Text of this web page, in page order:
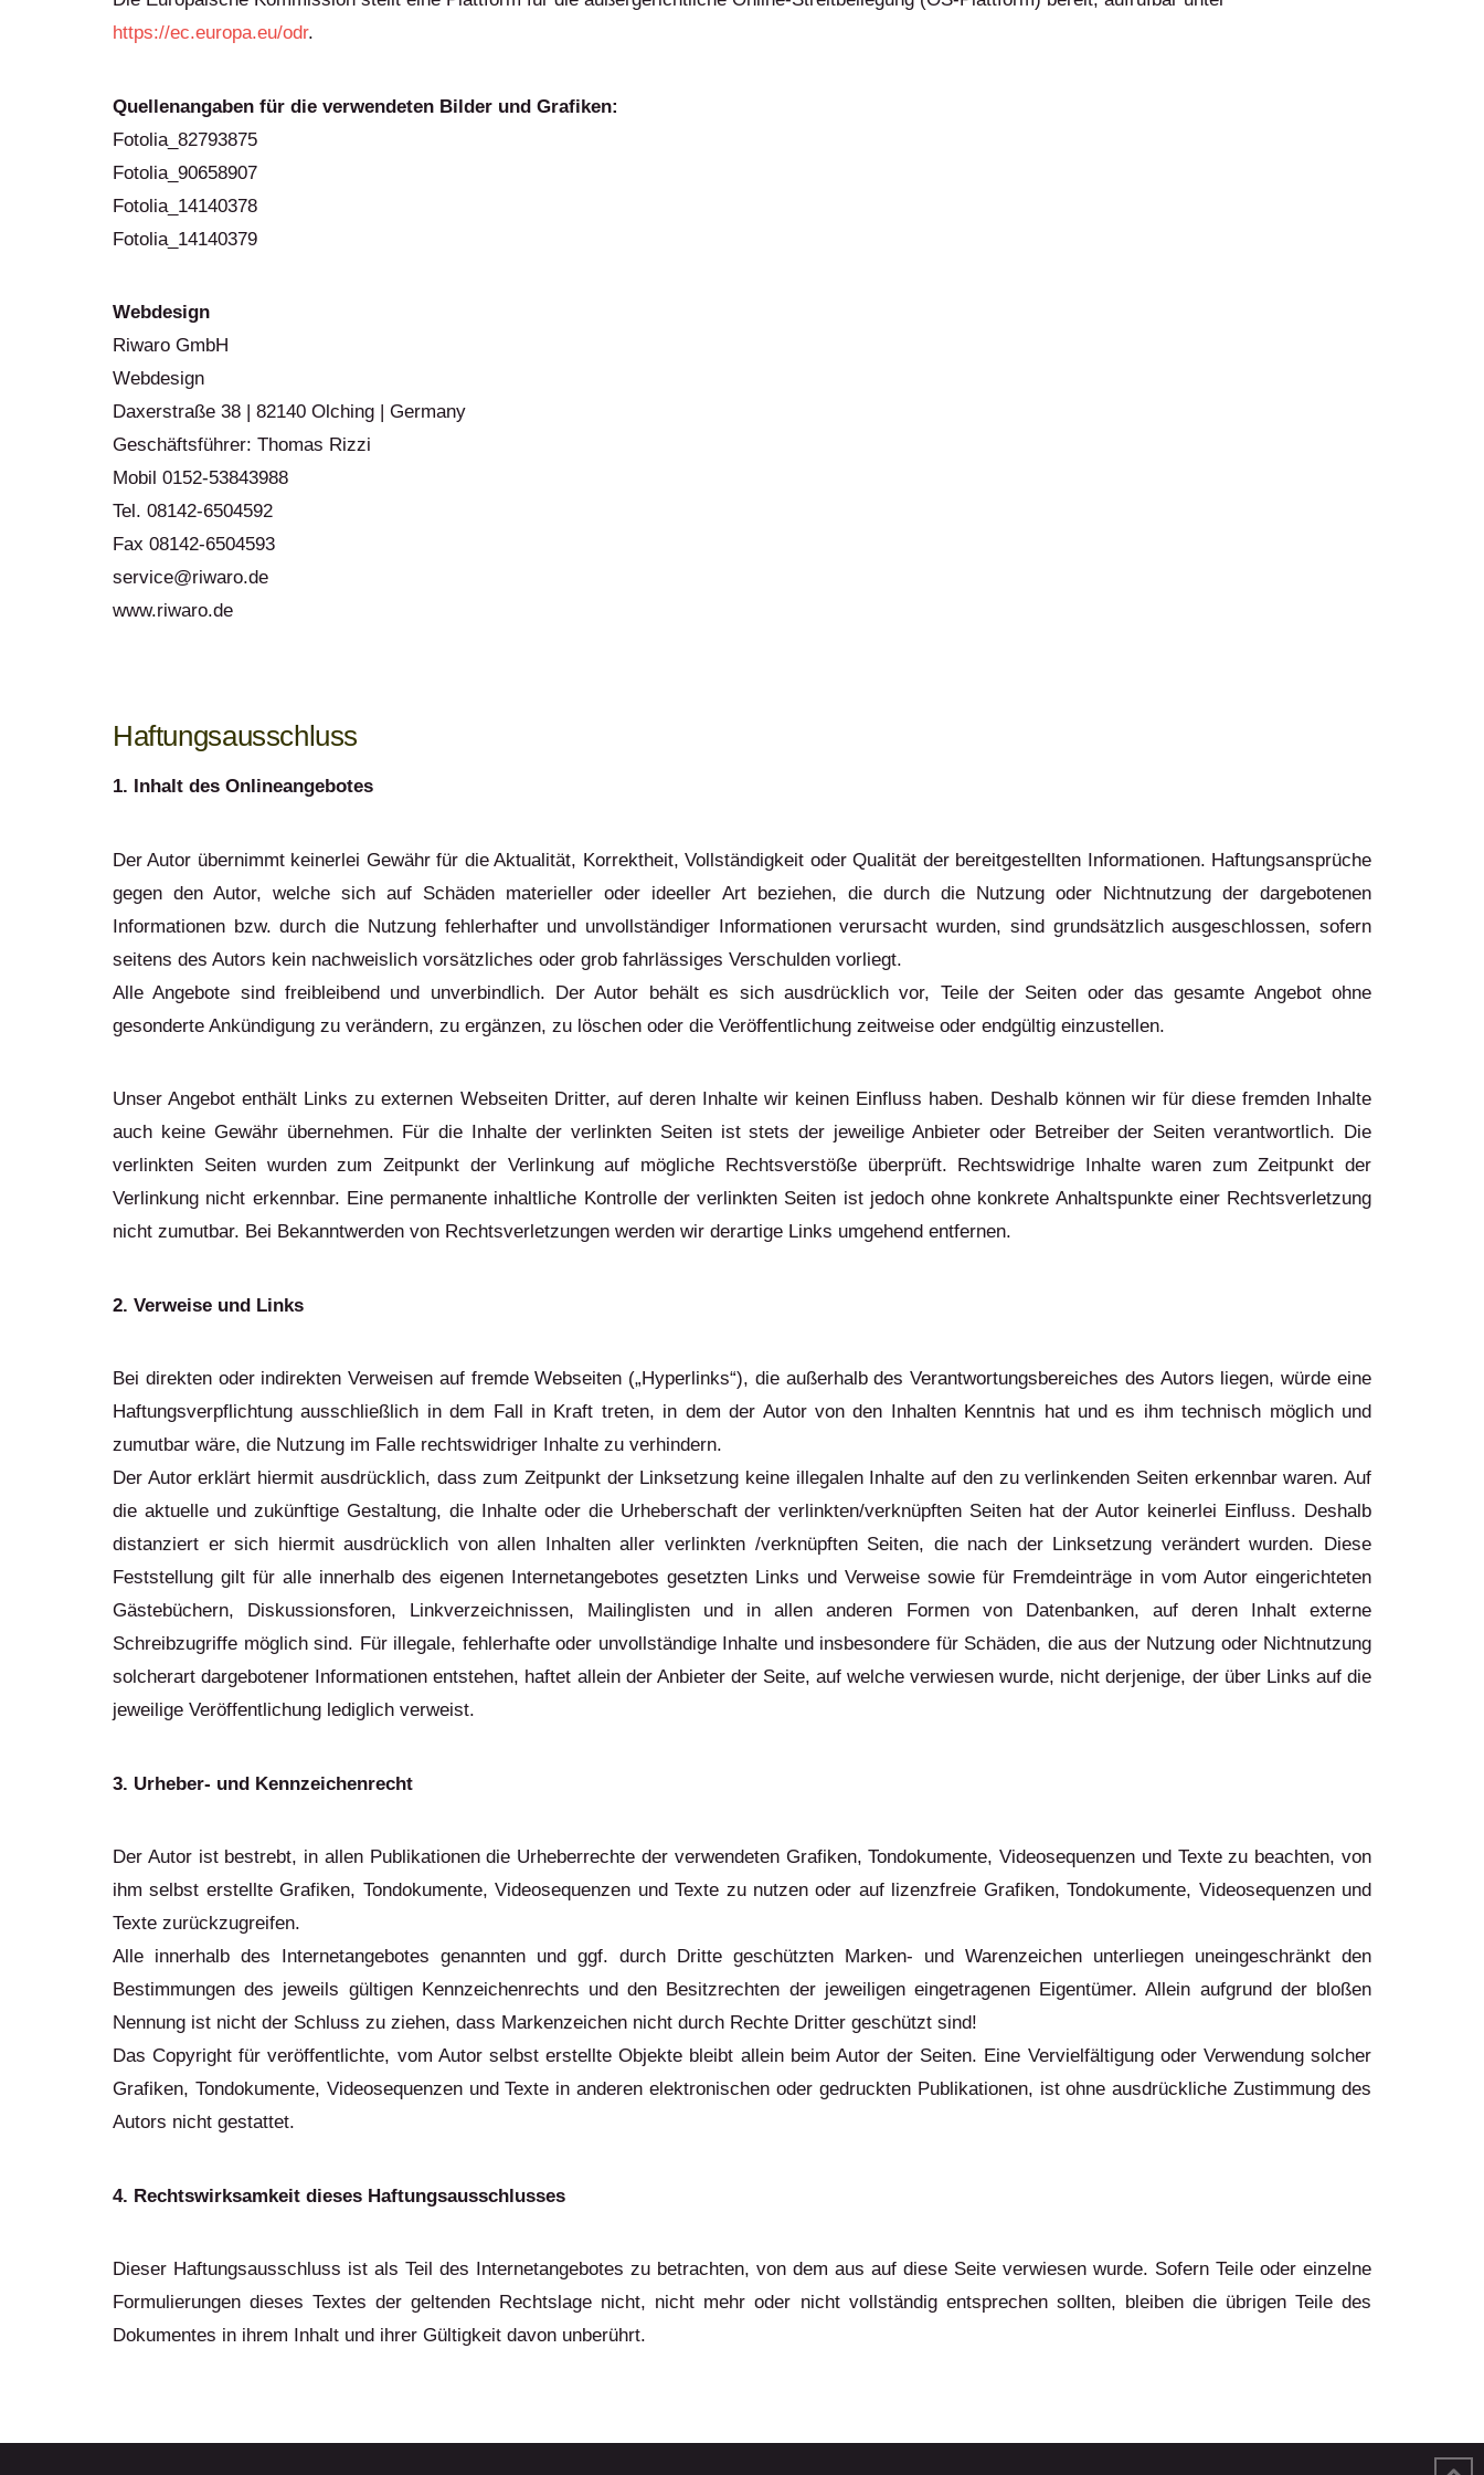
https://ec.europa.eu/odr.
Quellenangaben für die verwendeten Bilder und Grafiken:
Fotolia_82793875
Fotolia_90658907
Fotolia_14140378
Fotolia_14140379
Webdesign
Riwaro GmbH
Webdesign
Daxerstraße 38 | 82140 Olching | Germany
Geschäftsführer: Thomas Rizzi
Mobil 0152-53843988
Tel. 08142-6504592
Fax 08142-6504593
service@riwaro.de
www.riwaro.de
Haftungsausschluss
1. Inhalt des Onlineangebotes
Der Autor übernimmt keinerlei Gewähr für die Aktualität, Korrektheit, Vollständigkeit oder Qualität der bereitgestellten Informationen. Haftungsansprüche
gegen den Autor, welche sich auf Schäden materieller oder ideeller Art beziehen, die durch die Nutzung oder Nichtnutzung der dargebotenen
Informationen bzw. durch die Nutzung fehlerhafter und unvollständiger Informationen verursacht wurden, sind grundsätzlich ausgeschlossen, sofern
seitens des Autors kein nachweislich vorsätzliches oder grob fahrlässiges Verschulden vorliegt.
Alle Angebote sind freibleibend und unverbindlich. Der Autor behält es sich ausdrücklich vor, Teile der Seiten oder das gesamte Angebot ohne
gesonderte Ankündigung zu verändern, zu ergänzen, zu löschen oder die Veröffentlichung zeitweise oder endgültig einzustellen.
Unser Angebot enthält Links zu externen Webseiten Dritter, auf deren Inhalte wir keinen Einfluss haben. Deshalb können wir für diese fremden Inhalte
auch keine Gewähr übernehmen. Für die Inhalte der verlinkten Seiten ist stets der jeweilige Anbieter oder Betreiber der Seiten verantwortlich. Die
verlinkten Seiten wurden zum Zeitpunkt der Verlinkung auf mögliche Rechtsverstöße überprüft. Rechtswidrige Inhalte waren zum Zeitpunkt der
Verlinkung nicht erkennbar. Eine permanente inhaltliche Kontrolle der verlinkten Seiten ist jedoch ohne konkrete Anhaltspunkte einer Rechtsverletzung
nicht zumutbar. Bei Bekanntwerden von Rechtsverletzungen werden wir derartige Links umgehend entfernen.
2. Verweise und Links
Bei direkten oder indirekten Verweisen auf fremde Webseiten („Hyperlinks“), die außerhalb des Verantwortungsbereiches des Autors liegen, würde eine
Haftungsverpflichtung ausschließlich in dem Fall in Kraft treten, in dem der Autor von den Inhalten Kenntnis hat und es ihm technisch möglich und
zumutbar wäre, die Nutzung im Falle rechtswidriger Inhalte zu verhindern.
Der Autor erklärt hiermit ausdrücklich, dass zum Zeitpunkt der Linksetzung keine illegalen Inhalte auf den zu verlinkenden Seiten erkennbar waren. Auf
die aktuelle und zukünftige Gestaltung, die Inhalte oder die Urheberschaft der verlinkten/verknüpften Seiten hat der Autor keinerlei Einfluss. Deshalb
distanziert er sich hiermit ausdrücklich von allen Inhalten aller verlinkten /verknüpften Seiten, die nach der Linksetzung verändert wurden. Diese
Feststellung gilt für alle innerhalb des eigenen Internetangebotes gesetzten Links und Verweise sowie für Fremdeinträge in vom Autor eingerichteten
Gästebüchern, Diskussionsforen, Linkverzeichnissen, Mailinglisten und in allen anderen Formen von Datenbanken, auf deren Inhalt externe
Schreibzugriffe möglich sind. Für illegale, fehlerhafte oder unvollständige Inhalte und insbesondere für Schäden, die aus der Nutzung oder Nichtnutzung
solcherart dargebotener Informationen entstehen, haftet allein der Anbieter der Seite, auf welche verwiesen wurde, nicht derjenige, der über Links auf die
jeweilige Veröffentlichung lediglich verweist.
3. Urheber- und Kennzeichenrecht
Der Autor ist bestrebt, in allen Publikationen die Urheberrechte der verwendeten Grafiken, Tondokumente, Videosequenzen und Texte zu beachten, von
ihm selbst erstellte Grafiken, Tondokumente, Videosequenzen und Texte zu nutzen oder auf lizenzfreie Grafiken, Tondokumente, Videosequenzen und
Texte zurückzugreifen.
Alle innerhalb des Internetangebotes genannten und ggf. durch Dritte geschützten Marken- und Warenzeichen unterliegen uneingeschränkt den
Bestimmungen des jeweils gültigen Kennzeichenrechts und den Besitzrechten der jeweiligen eingetragenen Eigentümer. Allein aufgrund der bloßen
Nennung ist nicht der Schluss zu ziehen, dass Markenzeichen nicht durch Rechte Dritter geschützt sind!
Das Copyright für veröffentlichte, vom Autor selbst erstellte Objekte bleibt allein beim Autor der Seiten. Eine Vervielfältigung oder Verwendung solcher
Grafiken, Tondokumente, Videosequenzen und Texte in anderen elektronischen oder gedruckten Publikationen, ist ohne ausdrückliche Zustimmung des
Autors nicht gestattet.
4. Rechtswirksamkeit dieses Haftungsausschlusses
Dieser Haftungsausschluss ist als Teil des Internetangebotes zu betrachten, von dem aus auf diese Seite verwiesen wurde. Sofern Teile oder einzelne
Formulierungen dieses Textes der geltenden Rechtslage nicht, nicht mehr oder nicht vollständig entsprechen sollten, bleiben die übrigen Teile des
Dokumentes in ihrem Inhalt und ihrer Gültigkeit davon unberührt.